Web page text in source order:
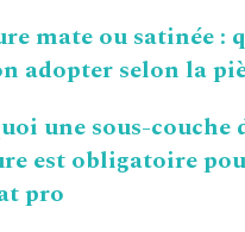
mate ou satinée :
adopter selon la
une sous-couche
est obligatoire
pro